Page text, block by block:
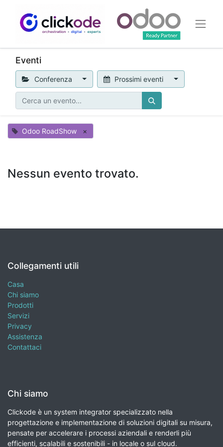
Eventi
Conferenza Prossimi eventi
Odoo RoadShow ×
Nessun evento trovato.
Collegamenti utili
Casa
Chi siamo
Prodotti
Servizi
Privacy
Assistenza
Contattaci
Chi siamo
Clickode è un system integrator specializzato nella
progettazione e implementazione di soluzioni digitali su misura,
pensate per accelerare i processi aziendali e renderli più
efficienti, scalabili e sostenibili - in locale o sul cloud.